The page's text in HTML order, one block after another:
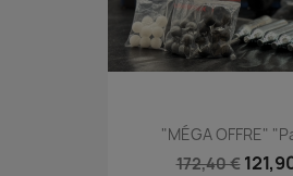
"MÉGA OFFRE"
172,40 €